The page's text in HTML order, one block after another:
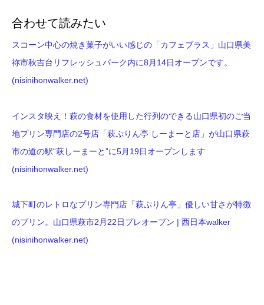
合わせて読みたい
スコーン中心の焼き菓子がいい感じの「カフェブラス」山口県美
祢市秋吉台リフレッシュパーク内に8月14日オープンです。
(nisinihonwalker.net)
インスタ映え！萩の食材を使用した行列のできる山口県初のご当
地プリン専門店の2号店「萩ぷりん亭 しーまーと店」が山口県萩
市の道の駅“萩しーまーと”に5月19日オープンします
(nisinihonwalker.net)
城下町のレトロなプリン専門店「萩ぷりん亭」優しい甘さが特徴
のプリン。山口県萩市2月22日プレオープン | 西日本walker
(nisinihonwalker.net)